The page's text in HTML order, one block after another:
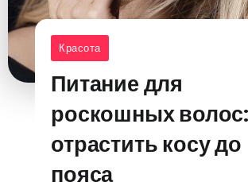
Красота
Питание для
роскошных
отрастить косу до
пояса